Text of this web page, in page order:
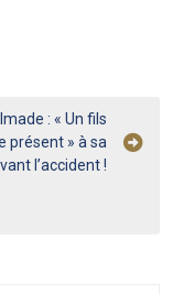
: « Un fils
présent » à sa
l’accident !